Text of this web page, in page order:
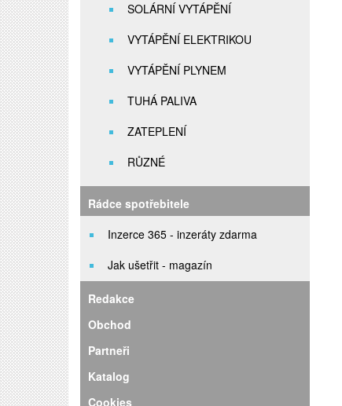
SOLÁRNÍ VYTÁPĚNÍ
VYTÁPĚNÍ ELEKTRIKOU
VYTÁPĚNÍ PLYNEM
TUHÁ PALIVA
ZATEPLENÍ
RŮZNÉ
Rádce spotřebitele
Inzerce 365 - inzeráty zdarma
Jak ušetřit - magazín
Redakce
Obchod
Partneři
Katalog
Cookies